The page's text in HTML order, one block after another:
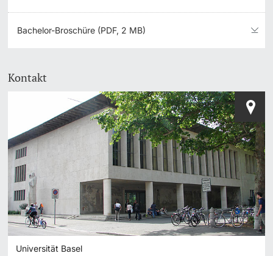
Bachelor-Broschüre (PDF, 2 MB)
Kontakt
Universität Basel